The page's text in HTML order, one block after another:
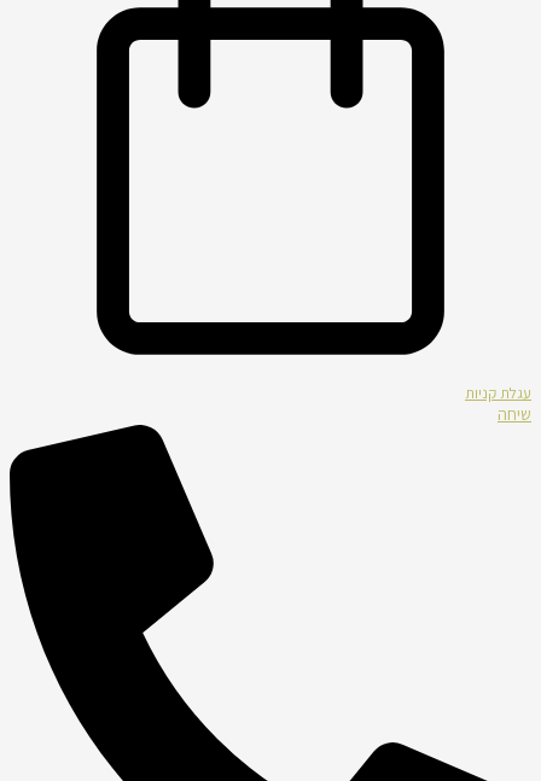
עגלת קניות
שיחה